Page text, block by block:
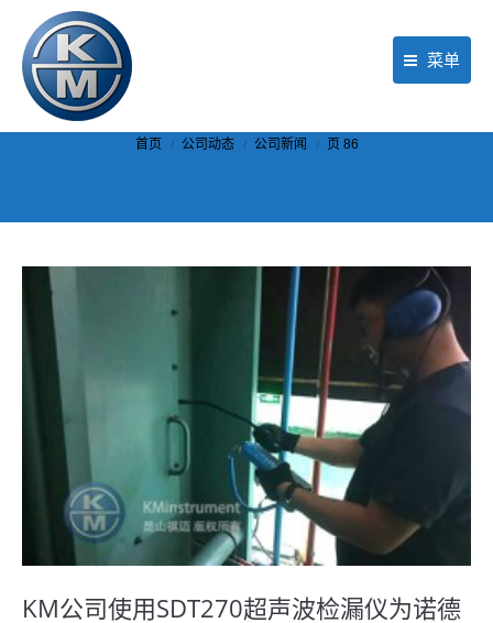
菜单
首页
行业应用
现场服务
联络我们
你在这里：
首页 公司动态 公司新闻 页 86
KM公司使用SDT270超声波检漏仪为诺德